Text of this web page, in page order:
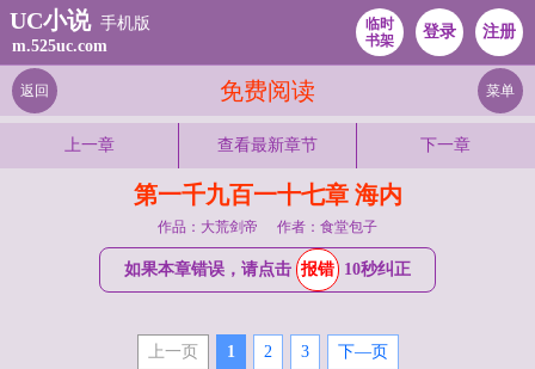
UC小说 手机版
m.525uc.com
临时
书架
登录 注册
免费阅读
返回 菜单
上一章 查看最新章节 下一章
第一千九百一十七章 海内
作品：大荒剑帝 作者：食堂包子
如果本章错误，请点击 报错 10秒纠正
上一页 1 2 3 下—页